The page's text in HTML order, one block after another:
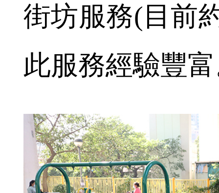
街坊服務(目前
此服務經驗豐